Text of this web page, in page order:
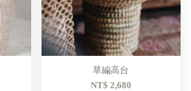
草編高台
NT$ 2,680